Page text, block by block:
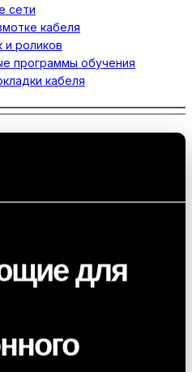
сети
кабеля
роликов
программы обучения
кабеля
для